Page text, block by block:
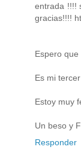
entrada !!!!
gracias!!!!
Espero que
Es mi tercer
Estoy muy
Un beso y
Responder